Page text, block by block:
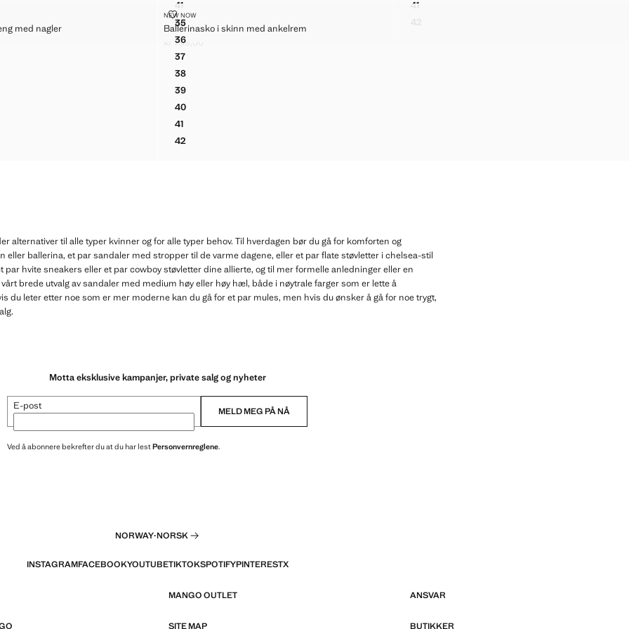
KITTEN-HEELS
KITTEN-HEELS
41KITTEN-HEELS MED SPISS TÅ
42KITTEN-HEELS MED SPISS TÅ
41
I SATENG MED NAGLER
I SATENG MED NAGLER
I SATENG MED NAGLER
I SATENG MED NAGLER
I SATENG MED NAGLER
I SATENG MED NAGLER
I SATENG MED NAGLER
I SATENG MED NAGLER
med nagler
I SATENG MED NAGLER
Størrelser
35BALLERINASKO I SKINN MED ANKELREM
36BALLERINASKO I SKINN MED ANKELREM
37BALLERINASKO I SKINN MED ANKELREM
38BALLERINASKO I SKINN MED ANKELREM
39BALLERINASKO I SKINN MED ANKELREM
40BALLERINASKO I SKINN MED ANKELREM
41BALLERINASKO I SKINN MED ANKELREM
42BALLERINASKO I SKINN MED ANKELREM
NEW NOW
Ballerinasko i skinn med ankelrem
BALLERINASKO I SKINN MED ANKELREM
kr 799,00
alternativer til alle typer kvinner og for alle typer behov. Til hverdagen bør du gå for komforten og
eller ballerina, et par sandaler med stropper til de varme dagene, eller et par flate støvletter i chelsea-stil
par hvite sneakers eller et par cowboy støvletter dine allierte, og til mer formelle anledninger eller en
brede utvalg av sandaler med medium høy eller høy hæl, både i nøytrale farger som er lette å
du leter etter noe som er mer moderne kan du gå for et par mules, men hvis du ønsker å gå for noe trygt,
Motta eksklusive kampanjer, private salg og nyheter
E-post MELD MEG PÅ NÅ
Ved å abonnere bekrefter du at du har lestPersonvernreglene.
NORWAY·NORSK
INSTAGRAMFACEBOOKYOUTUBETIKTOKSPOTIFYPINTERESTX
MANGO OUTLET ANSVAR
SITE MAP BUTIKKER